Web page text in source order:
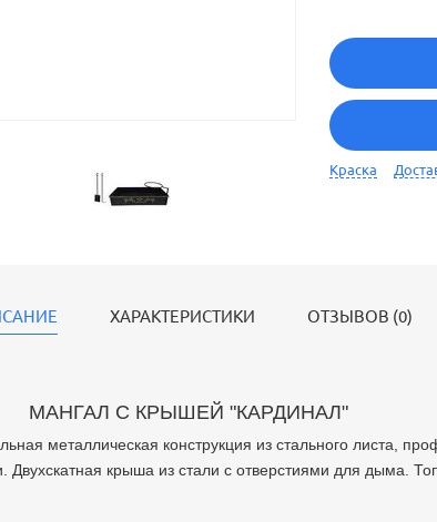
Краска
ХАРАКТЕРИСТИКИ ОТЗЫВОВ (0)
МАНГАЛ С КРЫШЕЙ "КАРДИНАЛ"
металлическая конструкция из стального листа,
крыша из стали с отверстиями для дыма.